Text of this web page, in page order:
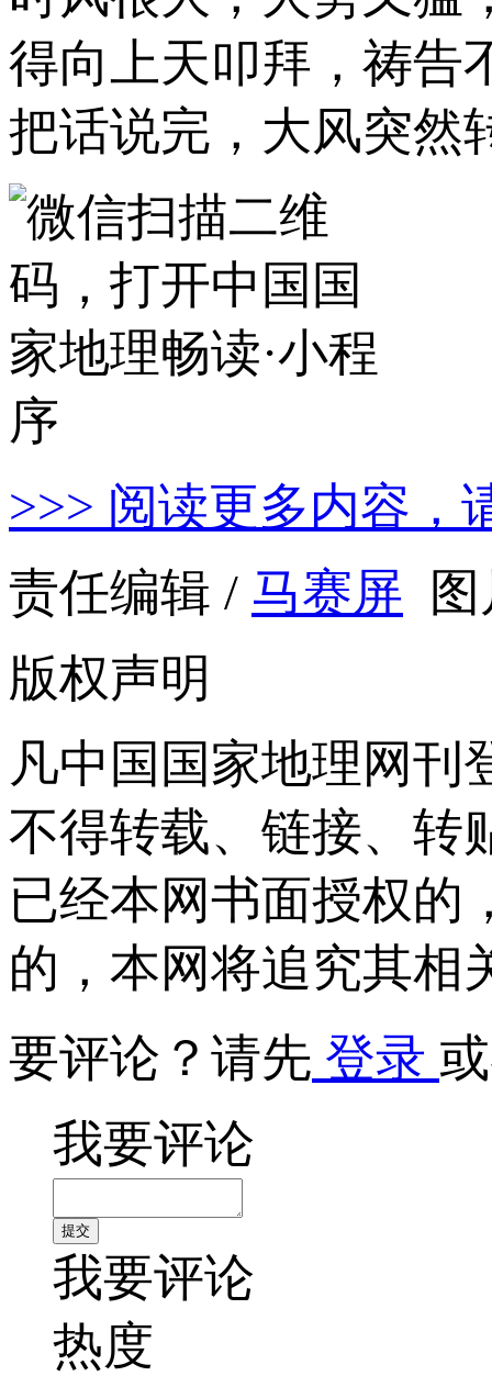
得向上天叩拜，祷告
把话说完，大风突然
>>> 阅读更多内容，
责任编辑 / 马赛屏
版权声明
凡中国国家地理网刊
不得转载、链接、转
已经本网书面授权的
的，本网将追究其相
要评论？请先 登录
我要评论
我要评论
热度